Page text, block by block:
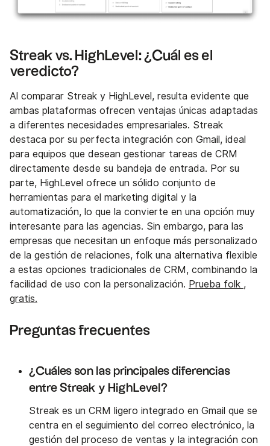
Streak vs. HighLevel: ¿Cuál es el
veredicto?
Al comparar Streak y HighLevel, resulta evidente que
ambas plataformas ofrecen ventajas únicas adaptadas
a diferentes necesidades empresariales. Streak
destaca por su perfecta integración con Gmail, ideal
para equipos que desean gestionar tareas de CRM
directamente desde su bandeja de entrada. Por su
parte, HighLevel ofrece un sólido conjunto de
herramientas para el marketing digital y la
automatización, lo que la convierte en una opción muy
interesante para las agencias. Sin embargo, para las
empresas que necesitan un enfoque más personalizado
de la gestión de relaciones, folk una alternativa flexible
a estas opciones tradicionales de CRM, combinando la
facilidad de uso con la personalización. Prueba folk ,
gratis.
Preguntas frecuentes
¿Cuáles son las principales diferencias
entre Streak y HighLevel?
Streak es un CRM ligero integrado en Gmail que se
centra en el seguimiento del correo electrónico, la
gestión del proceso de ventas y la integración con